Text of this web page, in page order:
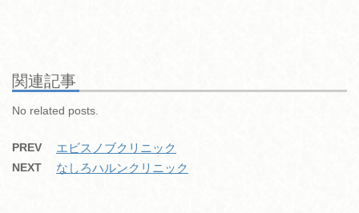
b
o
k
関連記事
No related posts.
PREV エビスノブクリニック
NEXT なしろハルンクリニック